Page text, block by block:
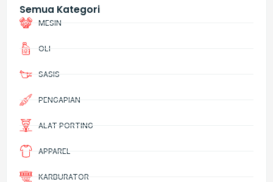
Semua Kategori
MESIN
OLI
SASIS
PENGAPIAN
ALAT PORTING
APPAREL
KARBURATOR